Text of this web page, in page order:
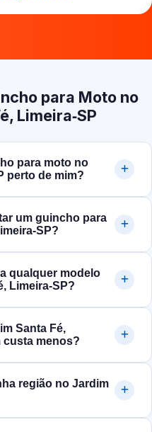
para Moto no
Limeira‑SP
para moto no
perto de mim?
um guincho para
qualquer modelo
Limeira‑SP?
Santa Fé,
custa menos?
região no Jardim